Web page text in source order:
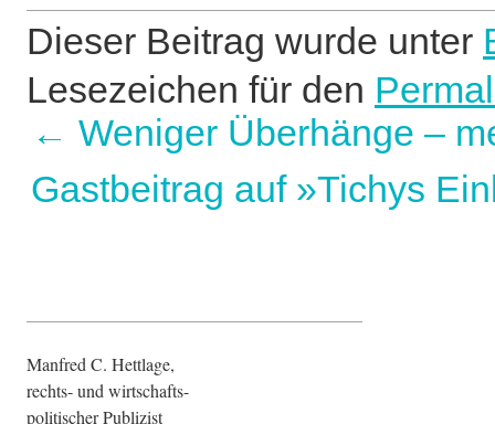
Dieser Beitrag wurde unter
Lesezeichen für den
← Weniger Überhänge –
Gastbeitrag auf »Tichys
Manfred C. Hettlage,
rechts- und wirtschafts-
politischer Publizist